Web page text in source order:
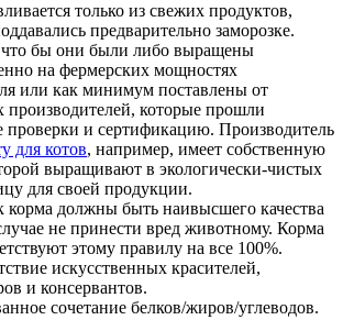
только из свежих продуктов,
предварительно заморозке.
что бы они были либо выращены
на фермерских мощностях
или как минимум поставлены от
производителей, которые прошли
проверки и сертификацию. Производитель
для котов, например, имеет собственную
выращивают в экологически-чистых
для своей продукции.
корма должны быть наивысшего качества
не принести вред животному. Корма
этому правилу на все 100%.
искусственных красителей,
и консервантов.
сочетание белков/жиров/углеводов.